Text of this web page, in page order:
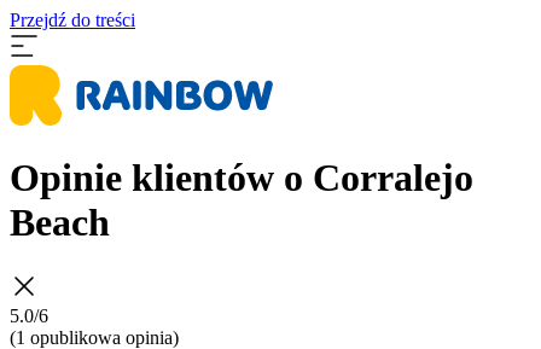
Przejdź do treści
Opinie klientów o Corralejo
Beach
5.0/6
(1 opublikowa opinia)